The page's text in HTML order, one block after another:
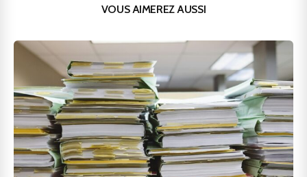
VOUS AIMEREZ AUSSI